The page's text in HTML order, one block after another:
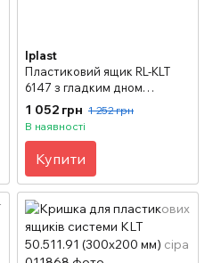
Iplast
Пластиковий ящик RL-KLT
6147 з гладким дном
(594х396х147 мм) блакитний
1 052 грн 1 252 грн
В наявності
Купити